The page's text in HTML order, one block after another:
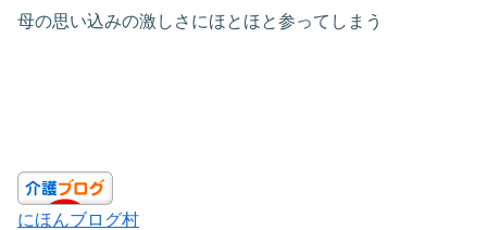
母の思い込みの激しさにほとほと参ってしまう
にほんブログ村